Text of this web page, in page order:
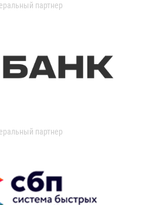
партнер
партнер